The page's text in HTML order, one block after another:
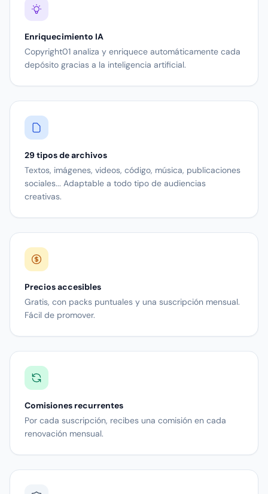
Enriquecimiento IA
Copyright01 analiza y enriquece automáticamente cada
depósito gracias a la inteligencia artificial.
29 tipos de archivos
Textos, imágenes, videos, código, música, publicaciones
sociales... Adaptable a todo tipo de audiencias
creativas.
Precios accesibles
Gratis, con packs puntuales y una suscripción mensual.
Fácil de promover.
Comisiones recurrentes
Por cada suscripción, recibes una comisión en cada
renovación mensual.